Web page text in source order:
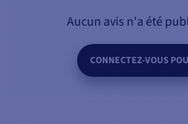
Aucun avis n'a été
CONNECTEZ-VOUS